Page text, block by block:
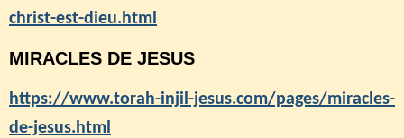
christ-est-dieu.html
MIRACLES DE JESUS
https://www.torah-injil-jesus.com/pages/miracles-
de-jesus.html